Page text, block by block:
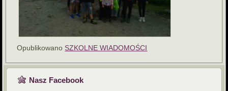
Opublikowano SZKOLNE WIADOMOŚCI
Nasz Facebook